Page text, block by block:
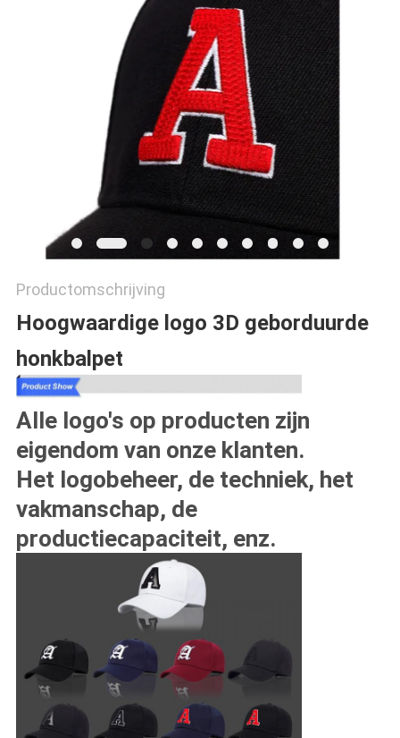
Productomschrijving
Hoogwaardige logo 3D geborduurde
honkbalpet
Alle logo's op producten zijn
eigendom van onze klanten.
Het logobeheer, de techniek, het
vakmanschap, de
productiecapaciteit, enz.